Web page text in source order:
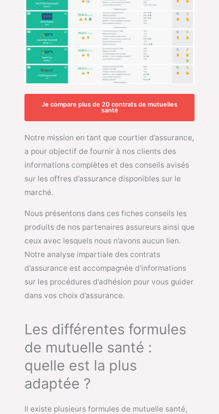
Je compare plus de 20 contrats de mutuelles
santé
Notre mission en tant que courtier d’assurance,
a pour objectif de fournir à nos clients des
informations complètes et des conseils avisés
sur les offres d’assurance disponibles sur le
marché.
Nous présentons dans ces fiches conseils les
produits de nos partenaires assureurs ainsi que
ceux avec lesquels nous n’avons aucun lien.
Notre analyse impartiale des contrats
d’assurance est accompagnée d’informations
sur les procédures d’adhésion pour vous guider
dans vos choix d’assurance.
Les différentes formules
de mutuelle santé :
quelle est la plus
adaptée ?
Il existe plusieurs formules de mutuelle santé,